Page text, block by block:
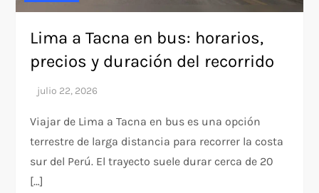
Lima a Tacna en bus: horarios,
precios y duración del recorrido
Viajar de Lima a Tacna en bus es una opción
terrestre de larga distancia para recorrer la costa
sur del Perú. El trayecto suele durar cerca de 20
[…]